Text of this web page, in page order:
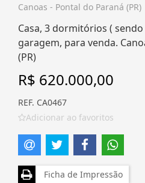
Canoas - Pontal do Paraná (PR)
Casa, 3 dormitórios (
garagem, para venda.
(PR)
R$ 620.000,00
REF. CA0467
Adicionar ao favoritos
Ficha de Impressão